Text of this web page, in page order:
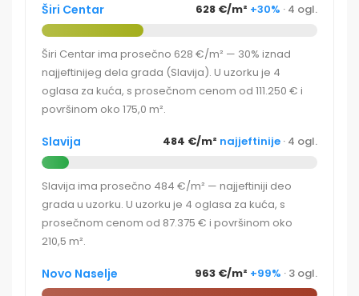
Širi Centar 628 €/m² +30% · 4 ogl.
Širi Centar ima prosečno 628 €/m² — 30% iznad
najjeftinijeg dela grada (Slavija). U uzorku je 4
oglasa za kuća, s prosečnom cenom od 111.250 € i
površinom oko 175,0 m².
Slavija 484 €/m² najjeftinije · 4 ogl.
Slavija ima prosečno 484 €/m² — najjeftiniji deo
grada u uzorku. U uzorku je 4 oglasa za kuća, s
prosečnom cenom od 87.375 € i površinom oko
210,5 m².
Novo Naselje 963 €/m² +99% · 3 ogl.